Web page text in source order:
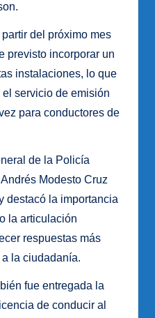
del próximo mes
previsto incorporar un
instalaciones, lo que
servicio de emisión
para conductores de
de la Policía
Modesto Cruz
destacó la importancia
la articulación
respuestas más
la ciudadanía.
fue entregada la
de conducir al